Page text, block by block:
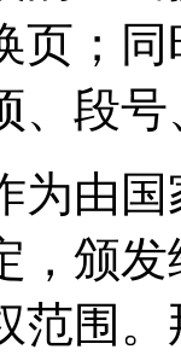
页；
、段号
为由
，颁
范围